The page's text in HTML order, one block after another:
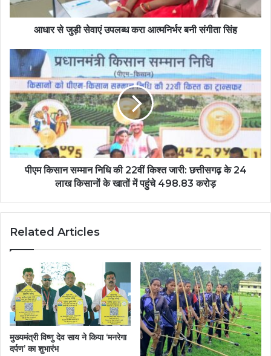
आधार से जुड़ी सेवाएं उपलब्ध करा आत्मनिर्भर बनी संगीता सिंह
पीएम किसान सम्मान निधि की 22वीं किश्त जारी: छत्तीसगढ़ के 24
लाख किसानों के खातों में पहुंचे 498.83 करोड़
Related Articles
मुख्यमंत्री विष्णु देव साय ने किया ‘मनरेगा
दर्पण’ का शुभारंभ